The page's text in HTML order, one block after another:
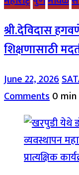
श्री.देविदास
शिक्षणासाठी
June 22, 2026
Comments0